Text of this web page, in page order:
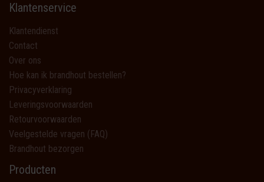
Klantenservice
Klantendienst
Contact
Over ons
Hoe kan ik brandhout bestellen?
Privacyverklaring
Leveringsvoorwaarden
Retourvoorwaarden
Veelgestelde vragen (FAQ)
Brandhout bezorgen
Producten